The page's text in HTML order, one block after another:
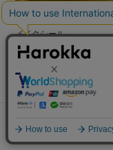
鳩羽色 はとばいろ ／ ふ
メイクシール